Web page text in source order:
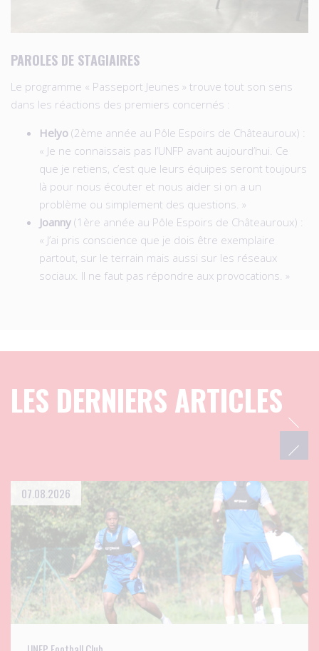
PAROLES DE STAGIAIRES
Le programme « Passeport Jeunes » trouve tout son sens
dans les réactions des premiers concernés :
Helyo (2ème année au Pôle Espoirs de Châteauroux) :
« Je ne connaissais pas l’UNFP avant aujourd’hui. Ce
que je retiens, c’est que leurs équipes seront toujours
là pour nous écouter et nous aider si on a un
problème ou simplement des questions. »
Joanny (1ère année au Pôle Espoirs de Châteauroux) :
« J’ai pris conscience que je dois être exemplaire
partout, sur le terrain mais aussi sur les réseaux
sociaux. Il ne faut pas répondre aux provocations. »
LES DERNIERS ARTICLES
07.08.2026